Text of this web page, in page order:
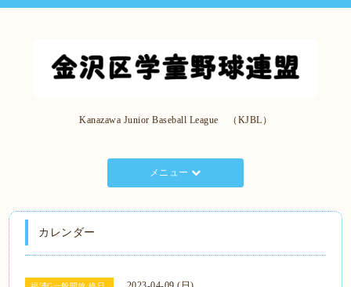
Kanazawa Junior Baseball League （KJBL）
メニュー
カレンダー